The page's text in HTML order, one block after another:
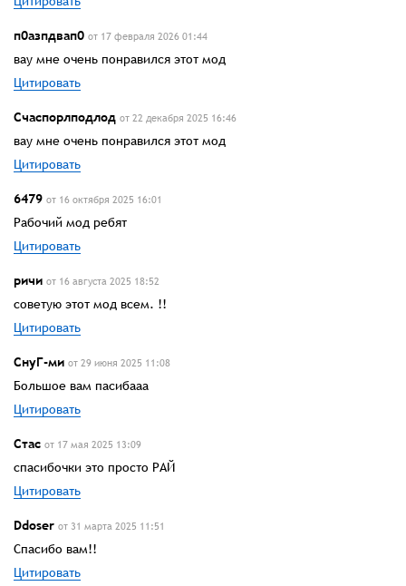
п0азпдвап0 от 17 февраля 2026 01:44
вау мне очень понравился этот мод
Цитировать
Счаспорлподлод от 22 декабря 2025 16:46
вау мне очень понравился этот мод
Цитировать
6479 от 16 октября 2025 16:01
Рабочий мод ребят
Цитировать
ричи от 16 августа 2025 18:52
советую этот мод всем. !!
Цитировать
СнуГ-ми от 29 июня 2025 11:08
Большое вам пасибааа
Цитировать
Стас от 17 мая 2025 13:09
спасибочки это просто РАЙ
Цитировать
Ddoser от 31 марта 2025 11:51
Спасибо вам!!
Цитировать